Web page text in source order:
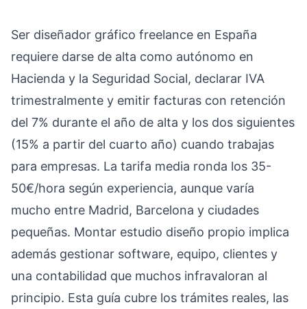
Ser diseñador gráfico freelance en España
requiere darse de alta como autónomo en
Hacienda y la Seguridad Social, declarar IVA
trimestralmente y emitir facturas con retención
del 7% durante el año de alta y los dos siguientes
(15% a partir del cuarto año) cuando trabajas
para empresas. La tarifa media ronda los 35-
50€/hora según experiencia, aunque varía
mucho entre Madrid, Barcelona y ciudades
pequeñas. Montar estudio diseño propio implica
además gestionar software, equipo, clientes y
una contabilidad que muchos infravaloran al
principio. Esta guía cubre los trámites reales, las